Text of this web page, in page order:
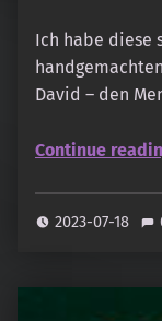
Ich habe diese
David – den
Continue
2023-07-18